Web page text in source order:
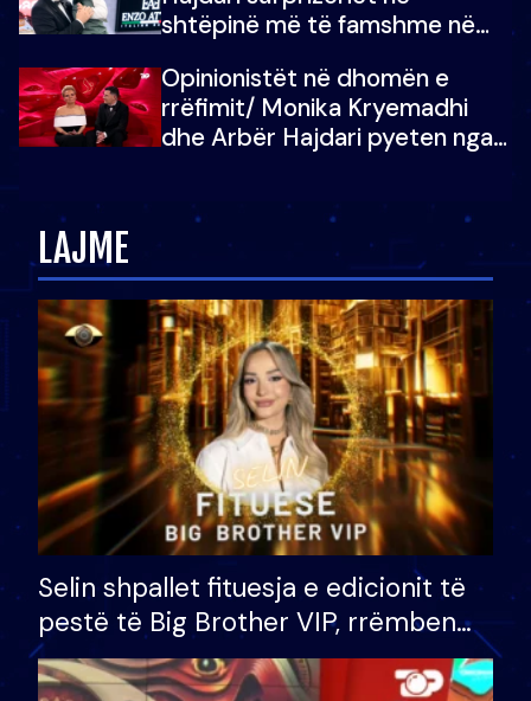
shtëpinë më të famshme në
vajzën e tij
Opinionistët në dhomën e
rrëfimit/ Monika Kryemadhi
dhe Arbër Hajdari pyeten nga
LAJME
Selin shpallet fituesja e edicionit të
pestë të Big Brother VIP, rrëmben
çmimin e madh prej 100 mijë eurosh